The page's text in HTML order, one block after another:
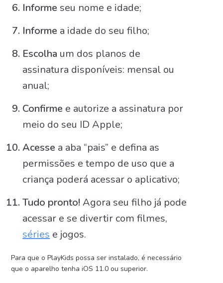
Informe seu nome e idade;
Informe a idade do seu filho;
Escolha um dos planos de
assinatura disponíveis: mensal ou
anual;
Confirme e autorize a assinatura por
meio do seu ID Apple;
Acesse a aba “pais” e defina as
permissões e tempo de uso que a
criança poderá acessar o aplicativo;
Tudo pronto! Agora seu filho já pode
acessar e se divertir com filmes,
séries e jogos.
Para que o PlayKids possa ser instalado, é necessário
que o aparelho tenha iOS 11.0 ou superior.